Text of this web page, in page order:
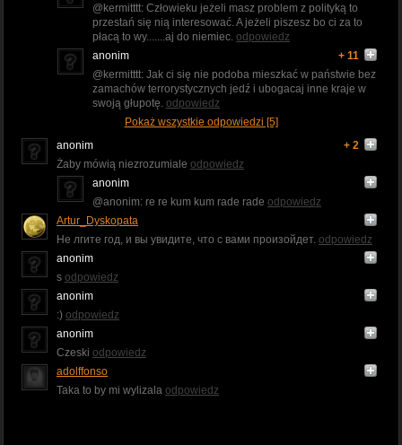
@kermitttt: Człowieku jeżeli masz problem z polityką to
przestań się nią interesować. A jeżeli piszesz bo ci za to
płacą to wy.......aj do niemiec. odpowiedz
anonim
+ 11
@kermitttt: Jak ci się nie podoba mieszkać w państwie bez
zamachów terrorystycznych jedź i ubogacaj inne kraje w
swoją głupotę. odpowiedz
Pokaż wszystkie odpowiedzi [5]
anonim
+ 2
Żaby mówią niezrozumiale odpowiedz
anonim
@anonim: re re kum kum rade rade odpowiedz
Artur_Dyskopata
Не лгите год, и вы увидите, что с вами произойдет. odpowiedz
anonim
s odpowiedz
anonim
:) odpowiedz
anonim
Czeski odpowiedz
adolffonso
Taka to by mi wylizala odpowiedz